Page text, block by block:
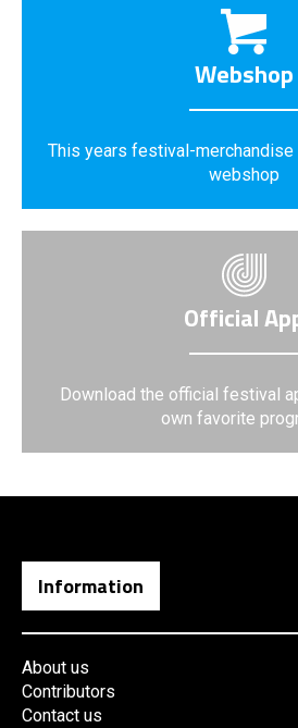
Webshop
This years festival-merchandise
webshop
Official
Download the official festival
own favorite
Information
About us
Contributors
Contact us